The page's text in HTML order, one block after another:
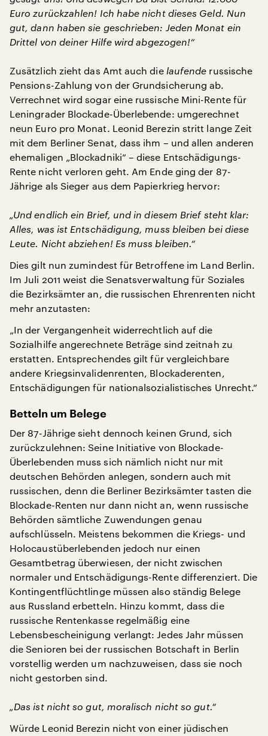
Euro zurückzahlen! Ich habe nicht dieses Geld. Nun
gut, dann haben sie geschrieben: Jeden Monat ein
Drittel von deiner Hilfe wird abgezogen!“
Zusätzlich zieht das Amt auch die laufende russische
Pensions-Zahlung von der Grundsicherung ab.
Verrechnet wird sogar eine russische Mini-Rente für
Leningrader Blockade-Überlebende: umgerechnet
neun Euro pro Monat. Leonid Berezin stritt lange Zeit
mit dem Berliner Senat, dass ihm – und allen anderen
ehemaligen „Blockadniki“ – diese Entschädigungs-
Rente nicht verloren geht. Am Ende ging der 87-
Jährige als Sieger aus dem Papierkrieg hervor:
„Und endlich ein Brief, und in diesem Brief steht klar:
Alles, was ist Entschädigung, muss bleiben bei diese
Leute. Nicht abziehen! Es muss bleiben.“
Dies gilt nun zumindest für Betroffene im Land Berlin.
Im Juli 2011 weist die Senatsverwaltung für Soziales
die Bezirksämter an, die russischen Ehrenrenten nicht
mehr anzutasten:
„In der Vergangenheit widerrechtlich auf die
Sozialhilfe angerechnete Beträge sind zeitnah zu
erstatten. Entsprechendes gilt für vergleichbare
andere Kriegsinvalidenrenten, Blockaderenten,
Entschädigungen für nationalsozialistisches Unrecht.“
Betteln um Belege
Der 87-Jährige sieht dennoch keinen Grund, sich
zurückzulehnen: Seine Initiative von Blockade-
Überlebenden muss sich nämlich nicht nur mit
deutschen Behörden anlegen, sondern auch mit
russischen, denn die Berliner Bezirksämter tasten die
Blockade-Renten nur dann nicht an, wenn russische
Behörden sämtliche Zuwendungen genau
aufschlüsseln. Meistens bekommen die Kriegs- und
Holocaustüberlebenden jedoch nur einen
Gesamtbetrag überwiesen, der nicht zwischen
normaler und Entschädigungs-Rente differenziert. Die
Kontingentflüchtlinge müssen also ständig Belege
aus Russland erbetteln. Hinzu kommt, dass die
russische Rentenkasse regelmäßig eine
Lebensbescheinigung verlangt: Jedes Jahr müssen
die Senioren bei der russischen Botschaft in Berlin
vorstellig werden um nachzuweisen, dass sie noch
nicht gestorben sind.
„Das ist nicht so gut, moralisch nicht so gut.“
Würde Leonid Berezin nicht von einer jüdischen